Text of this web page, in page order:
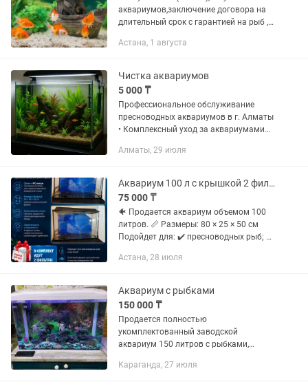
аквариумов,заключение договора на
длительный срок с гарантией на рыб ,а
Астана, 1 августа
Чистка аквариумов
5 000 ₸
Профессиональное обслуживание
пресноводных аквариумов в г. Алматы
• Комплексный уход за аквариумами
чистоты, здоровья рыб и красоты
Алматы, 29 июля
Аквариум 100 л с крышкой 2 фильтра в подарок
75 000 ₸
🐠 Продается аквариум объемом 100
литров. 📏 Размеры: 80 × 25 × 50 см
Подойдет для: ✔️ пресноводных рыб; ✔️
Преимущества: ✅ Прочное стекло. ✅
Астана, 28 июля
Аквариум с рыбками
150 000 ₸
Продается полностью
укомплектованный заводской
аквариум 150 литров с рыбками,
Аквариум; Крышка с LED-подсветкой;
Караганда, 27 июля